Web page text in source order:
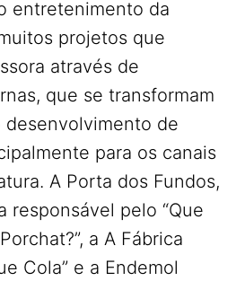
entretenimento da
projetos que
através de
que se transformam
desenvolvimento de
para os canais
A Porta dos Fundos,
responsável pelo “Que
a A Fábrica
Cola” e a Endemol